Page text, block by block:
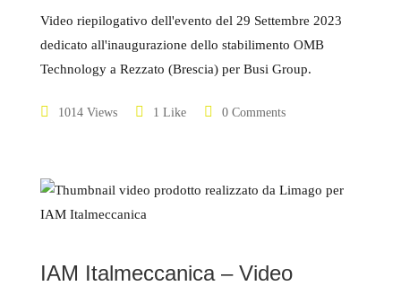
Video riepilogativo dell'evento del 29 Settembre 2023
dedicato all'inaugurazione dello stabilimento OMB
Technology a Rezzato (Brescia) per Busi Group.
1014 Views 1 Like 0 Comments
IAM Italmeccanica – Video